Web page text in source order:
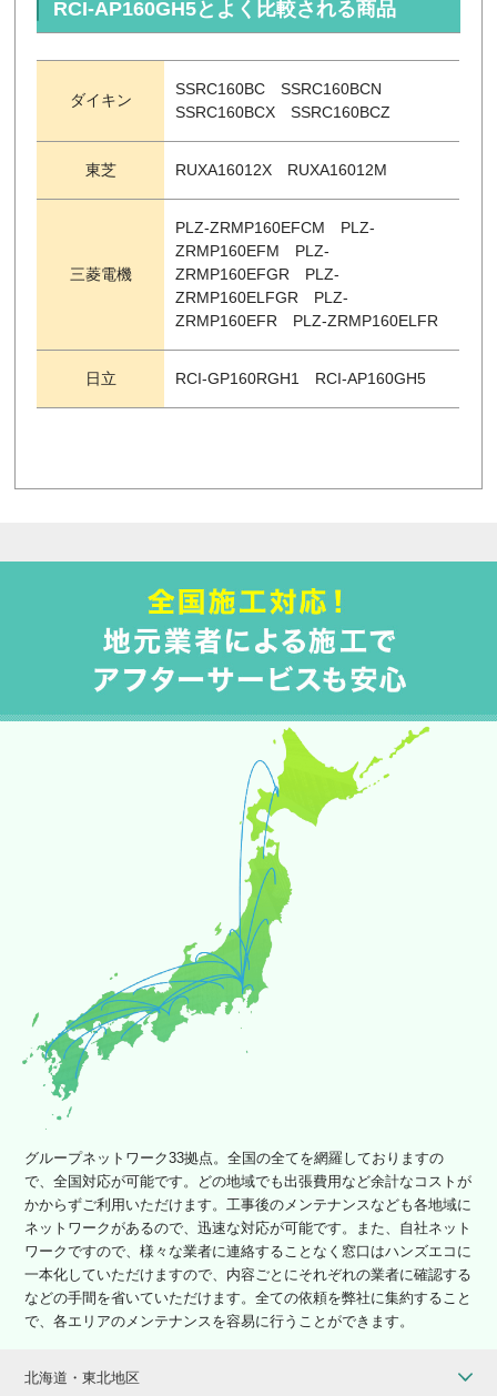
RCI-AP160GH5とよく比較される商品
ダイキン
SSRC160BC SSRC160BCN
SSRC160BCX SSRC160BCZ
東芝 RUXA16012X RUXA16012M
三菱電機
PLZ-ZRMP160EFCM PLZ-
ZRMP160EFM PLZ-
ZRMP160EFGR PLZ-
ZRMP160ELFGR PLZ-
ZRMP160EFR PLZ-ZRMP160ELFR
日立 RCI-GP160RGH1 RCI-AP160GH5
グループネットワーク33拠点。全国の全てを網羅しておりますの
で、全国対応が可能です。どの地域でも出張費用など余計なコストが
かからずご利用いただけます。工事後のメンテナンスなども各地域に
ネットワークがあるので、迅速な対応が可能です。また、自社ネット
ワークですので、様々な業者に連絡することなく窓口はハンズエコに
一本化していただけますので、内容ごとにそれぞれの業者に確認する
などの手間を省いていただけます。全ての依頼を弊社に集約すること
で、各エリアのメンテナンスを容易に行うことができます。
北海道・東北地区